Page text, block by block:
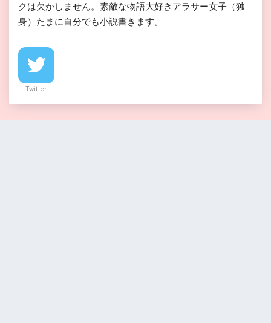
クは欠かしません。素敵な物語大好きアラサー女子（独
身）たまに自分でも小説書きます。
Twitter